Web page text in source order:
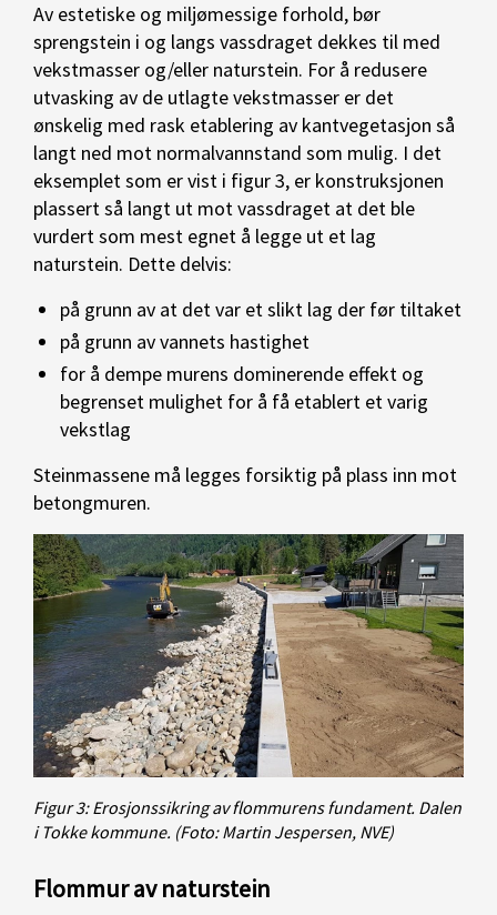
Av estetiske og miljømessige forhold, bør
sprengstein i og langs vassdraget dekkes til med
vekstmasser og/eller naturstein. For å redusere
utvasking av de utlagte vekstmasser er det
ønskelig med rask etablering av kantvegetasjon så
langt ned mot normalvannstand som mulig. I det
eksemplet som er vist i figur 3, er konstruksjonen
plassert så langt ut mot vassdraget at det ble
vurdert som mest egnet å legge ut et lag
naturstein. Dette delvis:
på grunn av at det var et slikt lag der før tiltaket
på grunn av vannets hastighet
for å dempe murens dominerende effekt og
begrenset mulighet for å få etablert et varig
vekstlag
Steinmassene må legges forsiktig på plass inn mot
betongmuren.
Figur 3: Erosjonssikring av flommurens fundament. Dalen
i Tokke kommune. (Foto: Martin Jespersen, NVE)
Flommur av naturstein